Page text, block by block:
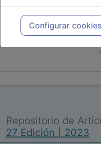
meramente informativo,
profesionales facultados
cada caso concreto, el
necesidades del paciente.
Configurar cookies
Repositorio de
27 Edición | 2023